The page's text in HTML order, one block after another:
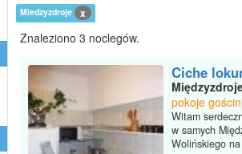
Miedzyzdroje x
Znaleziono 3 noclegów.
Ciche
pokoje
Witam
w samych
Wolińskiego